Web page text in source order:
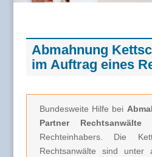
Abmahnung
im Auftrag eines
Bundesweite Hilfe bei
Partner Rechtsanwälte
Rechteinhabers. Die
Rechtsanwälte sind unter